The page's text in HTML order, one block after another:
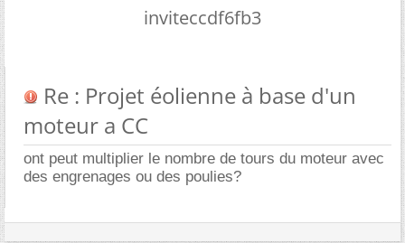
inviteccdf6fb3
Re : Projet éolienne à base d'un
moteur a CC
ont peut multiplier le nombre de tours du moteur avec
des engrenages ou des poulies?